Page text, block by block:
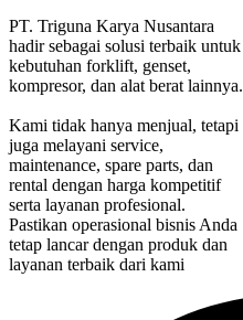
PT. Triguna Karya Nusantara
hadir sebagai solusi terbaik untuk
kebutuhan forklift, genset,
kompresor, dan alat berat lainnya.
Kami tidak hanya menjual, tetapi
juga melayani service,
maintenance, spare parts, dan
rental dengan harga kompetitif
serta layanan profesional.
Pastikan operasional bisnis Anda
tetap lancar dengan produk dan
layanan terbaik dari kami